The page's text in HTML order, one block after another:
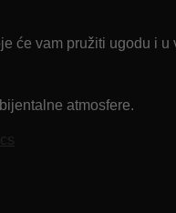
će vam pružiti ugodu i u
atmosfere.